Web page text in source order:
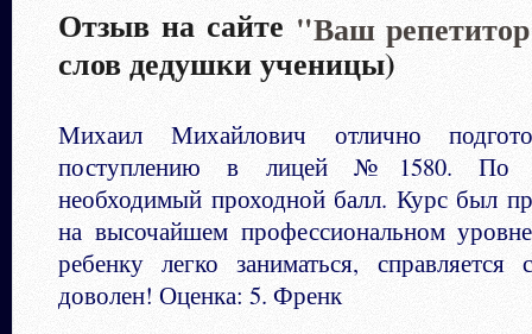
Отзыв на сайте "Ваш
слов дедушки ученицы)
Михаил Михайлович отлично
поступлению в лицей №1580. По
необходимый проходной балл. Курс был
на высочайшем профессиональном
ребенку легко заниматься,
доволен! Оценка: 5. Френк